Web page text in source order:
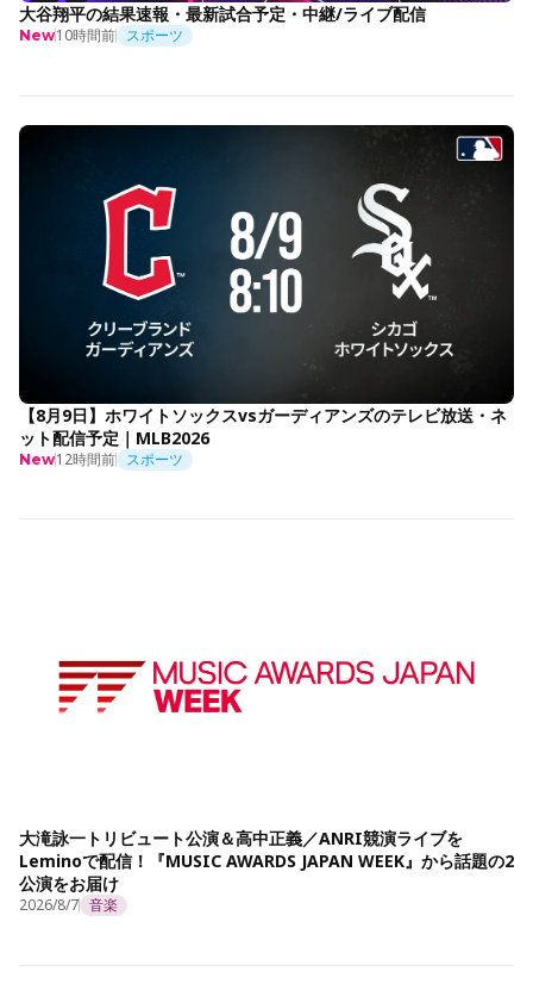
大谷翔平の結果速報・最新試合予定・中継/ライブ配信
New10時間前 スポーツ
【8月9日】ホワイトソックスvsガーディアンズのテレビ放送・ネ
ット配信予定｜MLB2026
New12時間前 スポーツ
大滝詠一トリビュート公演＆高中正義／ANRI競演ライブを
Leminoで配信！『MUSIC AWARDS JAPAN WEEK』から話題の2
公演をお届け
2026/8/7 音楽